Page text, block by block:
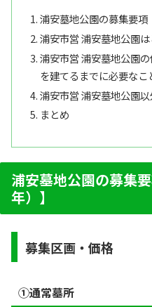
浦安墓地公園の募集要項
浦安市営 浦安墓地公園
浦安市営 浦安墓地公園
を建てるまでに必要なこ
浦安市営 浦安墓地公園
まとめ
浦安墓地公園の募集
年）】
募集区画・価格
①通常墓所